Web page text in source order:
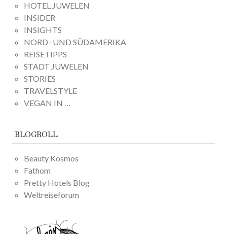
HOTEL JUWELEN
INSIDER
INSIGHTS
NORD- UND SÜDAMERIKA
REISETIPPS
STADT JUWELEN
STORIES
TRAVELSTYLE
VEGAN IN …
BLOGROLL
Beauty Kosmos
Fathom
Pretty Hotels Blog
Weltreiseforum